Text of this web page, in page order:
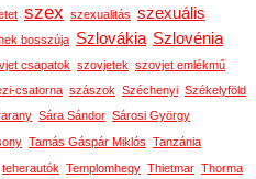
szex szexualitás szexuális
bosszúja Szlovákia Szlovénia
csapatok szovjetek szovjet emlékmű
csatorna szászok Széchenyi Székelyföld
Sára Sándor Sárosi György
Tamás Gáspár Miklós Tanzánia
teherautók Templomhegy Thietmar Thorma